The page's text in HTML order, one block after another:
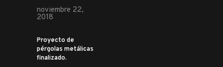
noviembre 22,
2018
Proyecto de
pérgolas metálicas
finalizado.